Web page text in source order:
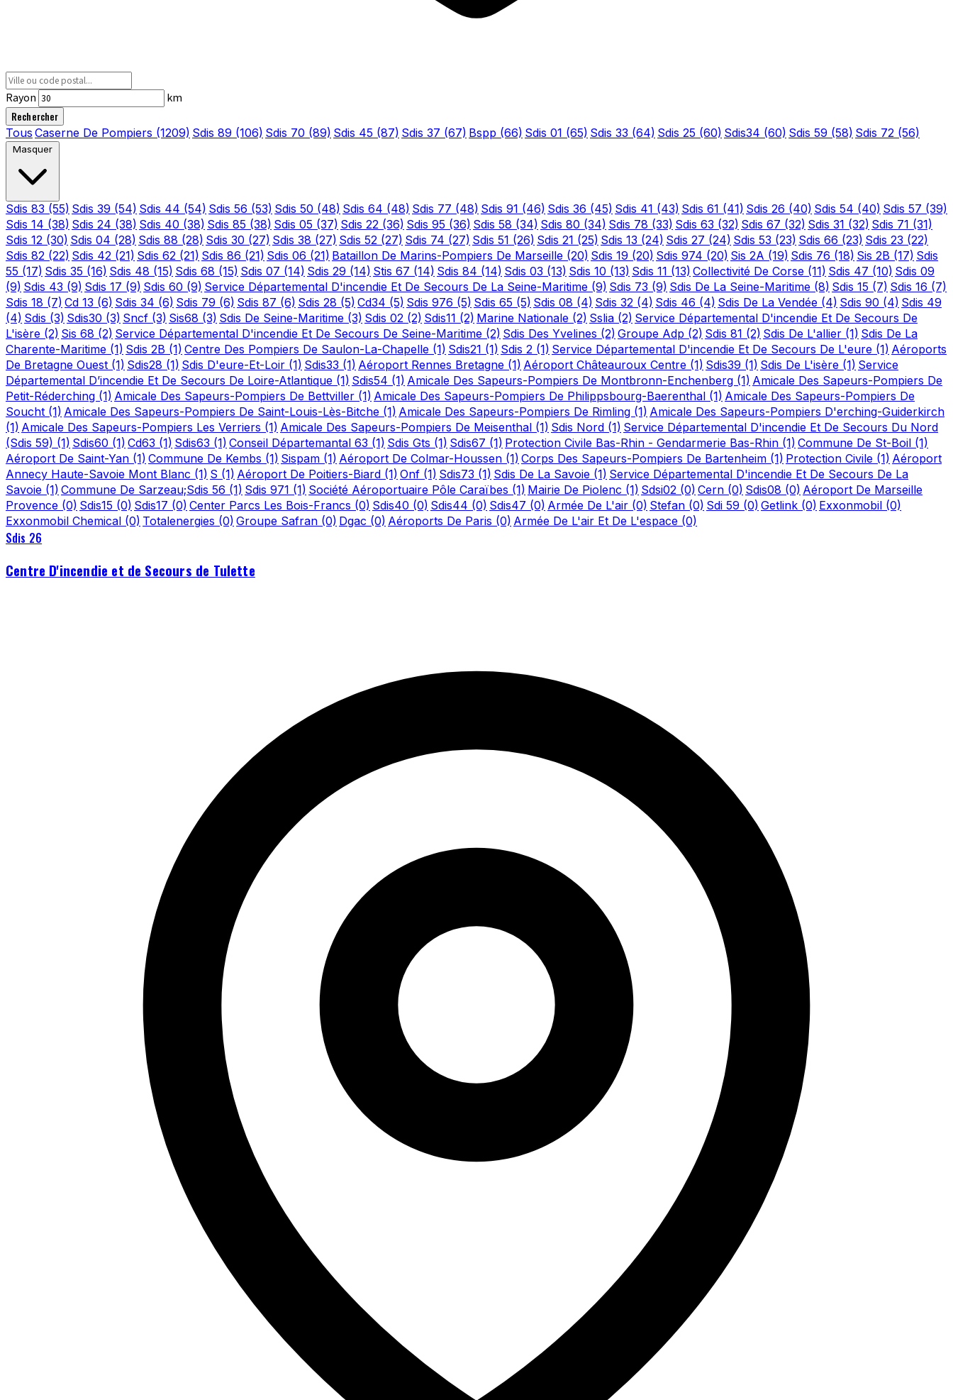
Rayon km
Rechercher
Tous Caserne De Pompiers (1209) Sdis 89 (106) Sdis 70 (89) Sdis 45 (87) Sdis 37 (67) Bspp (66) Sdis 01 (65) Sdis 33 (64) Sdis 25 (60) Sdis34 (60) Sdis 59 (58) Sdis 72 (56)
Masquer
Sdis 83 (55) Sdis 39 (54) Sdis 44 (54) Sdis 56 (53) Sdis 50 (48) Sdis 64 (48) Sdis 77 (48) Sdis 91 (46) Sdis 36 (45) Sdis 41 (43) Sdis 61 (41) Sdis 26 (40) Sdis 54 (40) Sdis 57 (39)
Sdis 14 (38) Sdis 24 (38) Sdis 40 (38) Sdis 85 (38) Sdis 05 (37) Sdis 22 (36) Sdis 95 (36) Sdis 58 (34) Sdis 80 (34) Sdis 78 (33) Sdis 63 (32) Sdis 67 (32) Sdis 31 (32) Sdis 71 (31)
Sdis 12 (30) Sdis 04 (28) Sdis 88 (28) Sdis 30 (27) Sdis 38 (27) Sdis 52 (27) Sdis 74 (27) Sdis 51 (26) Sdis 21 (25) Sdis 13 (24) Sdis 27 (24) Sdis 53 (23) Sdis 66 (23) Sdis 23 (22)
Sdis 82 (22) Sdis 42 (21) Sdis 62 (21) Sdis 86 (21) Sdis 06 (21) Bataillon De Marins-Pompiers De Marseille (20) Sdis 19 (20) Sdis 974 (20) Sis 2A (19) Sdis 76 (18) Sis 2B (17) Sdis
55 (17) Sdis 35 (16) Sdis 48 (15) Sdis 68 (15) Sdis 07 (14) Sdis 29 (14) Stis 67 (14) Sdis 84 (14) Sdis 03 (13) Sdis 10 (13) Sdis 11 (13) Collectivité De Corse (11) Sdis 47 (10) Sdis 09
(9) Sdis 43 (9) Sdis 17 (9) Sdis 60 (9) Service Départemental D'incendie Et De Secours De La Seine-Maritime (9) Sdis 73 (9) Sdis De La Seine-Maritime (8) Sdis 15 (7) Sdis 16 (7)
Sdis 18 (7) Cd 13 (6) Sdis 34 (6) Sdis 79 (6) Sdis 87 (6) Sdis 28 (5) Cd34 (5) Sdis 976 (5) Sdis 65 (5) Sdis 08 (4) Sdis 32 (4) Sdis 46 (4) Sdis De La Vendée (4) Sdis 90 (4) Sdis 49
(4) Sdis (3) Sdis30 (3) Sncf (3) Sis68 (3) Sdis De Seine-Maritime (3) Sdis 02 (2) Sdis11 (2) Marine Nationale (2) Sslia (2) Service Départemental D'incendie Et De Secours De
L'isère (2) Sis 68 (2) Service Départemental D'incendie Et De Secours De Seine-Maritime (2) Sdis Des Yvelines (2) Groupe Adp (2) Sdis 81 (2) Sdis De L'allier (1) Sdis De La
Charente-Maritime (1) Sdis 2B (1) Centre Des Pompiers De Saulon-La-Chapelle (1) Sdis21 (1) Sdis 2 (1) Service Départemental D'incendie Et De Secours De L'eure (1) Aéroports
De Bretagne Ouest (1) Sdis28 (1) Sdis D'eure-Et-Loir (1) Sdis33 (1) Aéroport Rennes Bretagne (1) Aéroport Châteauroux Centre (1) Sdis39 (1) Sdis De L'isère (1) Service
Départemental D’incendie Et De Secours De Loire-Atlantique (1) Sdis54 (1) Amicale Des Sapeurs-Pompiers De Montbronn-Enchenberg (1) Amicale Des Sapeurs-Pompiers De
Petit-Réderching (1) Amicale Des Sapeurs-Pompiers De Bettviller (1) Amicale Des Sapeurs-Pompiers De Philippsbourg-Baerenthal (1) Amicale Des Sapeurs-Pompiers De
Soucht (1) Amicale Des Sapeurs-Pompiers De Saint-Louis-Lès-Bitche (1) Amicale Des Sapeurs-Pompiers De Rimling (1) Amicale Des Sapeurs-Pompiers D'erching-Guiderkirch
(1) Amicale Des Sapeurs-Pompiers Les Verriers (1) Amicale Des Sapeurs-Pompiers De Meisenthal (1) Sdis Nord (1) Service Départemental D'incendie Et De Secours Du Nord
(Sdis 59) (1) Sdis60 (1) Cd63 (1) Sdis63 (1) Conseil Départemantal 63 (1) Sdis Gts (1) Sdis67 (1) Protection Civile Bas-Rhin - Gendarmerie Bas-Rhin (1) Commune De St-Boil (1)
Aéroport De Saint-Yan (1) Commune De Kembs (1) Sispam (1) Aéroport De Colmar-Houssen (1) Corps Des Sapeurs-Pompiers De Bartenheim (1) Protection Civile (1) Aéroport
Annecy Haute-Savoie Mont Blanc (1) S (1) Aéroport De Poitiers-Biard (1) Onf (1) Sdis73 (1) Sdis De La Savoie (1) Service Départemental D'incendie Et De Secours De La
Savoie (1) Commune De Sarzeau;Sdis 56 (1) Sdis 971 (1) Société Aéroportuaire Pôle Caraïbes (1) Mairie De Piolenc (1) Sdsi02 (0) Cern (0) Sdis08 (0) Aéroport De Marseille
Provence (0) Sdis15 (0) Sdis17 (0) Center Parcs Les Bois-Francs (0) Sdis40 (0) Sdis44 (0) Sdis47 (0) Armée De L'air (0) Stefan (0) Sdi 59 (0) Getlink (0) Exxonmobil (0)
Exxonmobil Chemical (0) Totalenergies (0) Groupe Safran (0) Dgac (0) Aéroports De Paris (0) Armée De L'air Et De L'espace (0)
Sdis 26
Centre D'incendie et de Secours de Tulette